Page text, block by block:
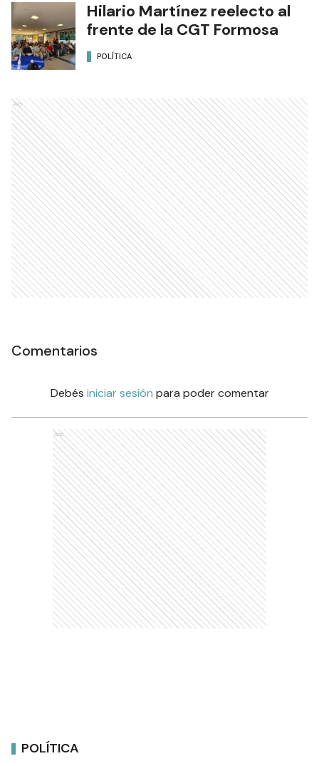
Hilario Martínez reelecto al
frente de la CGT Formosa
POLÍTICA
Ads
Comentarios
Debés iniciar sesión para poder comentar
Ads
POLÍTICA